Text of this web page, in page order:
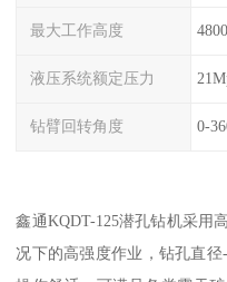
最大工作高度
液压系统额定压力
钻臂回转角度 0-
鑫通KQDT-125潜孔钻机采用
况下的高强度作业，钻孔直径